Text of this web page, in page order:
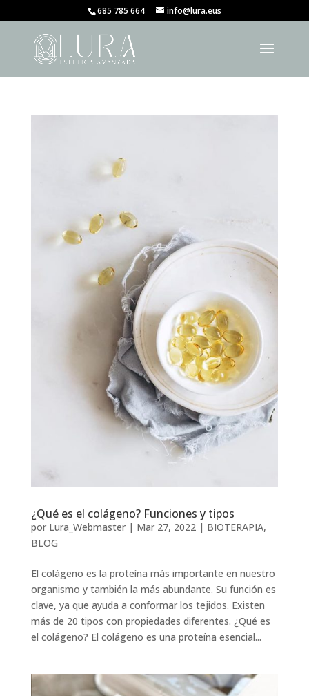
685 785 664 info@lura.eus
¿Qué es el colágeno? Funciones y tipos
por Lura_Webmaster| Mar 27, 2022| BIOTERAPIA,
BLOG
El colágeno es la proteína más importante en nuestro
organismo y también la más abundante. Su función es
clave, ya que ayuda a conformar los tejidos. Existen
más de 20 tipos con propiedades diferentes. ¿Qué es
el colágeno? El colágeno es una proteína esencial...